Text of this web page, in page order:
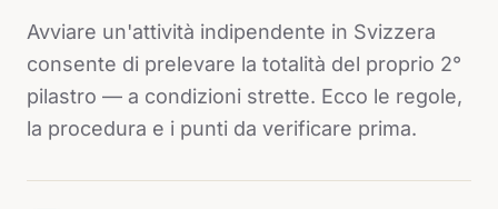
Avviare un'attività indipendente in Svizzera
consente di prelevare la totalità del proprio 2°
pilastro — a condizioni strette. Ecco le regole,
la procedura e i punti da verificare prima.